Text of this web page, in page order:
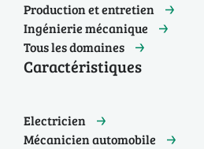
Production et entretien
Ingénierie mécanique
Tous les domaines
Caractéristiques
Electricien
Mécanicien automobile